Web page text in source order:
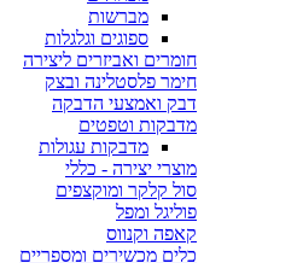
מברשות
ספוגים וגלגלות
חומרים ואביזרים ליצירה
חימר פלסטלינה ובצק
דבק ואמצעי הדבקה
מדבקות וטפטים
מדבקות עגולות
מוצרי יצירה - כללי
סול קלקר ומוקצפים
פוליגל ומפל
קאפה וקנווס
כלים מכשירים ומספריים